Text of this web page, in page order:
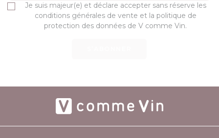
Je suis majeur(e) et déclare accepter sans réserve les
conditions générales de vente et la politique de
protection des données de V comme Vin.